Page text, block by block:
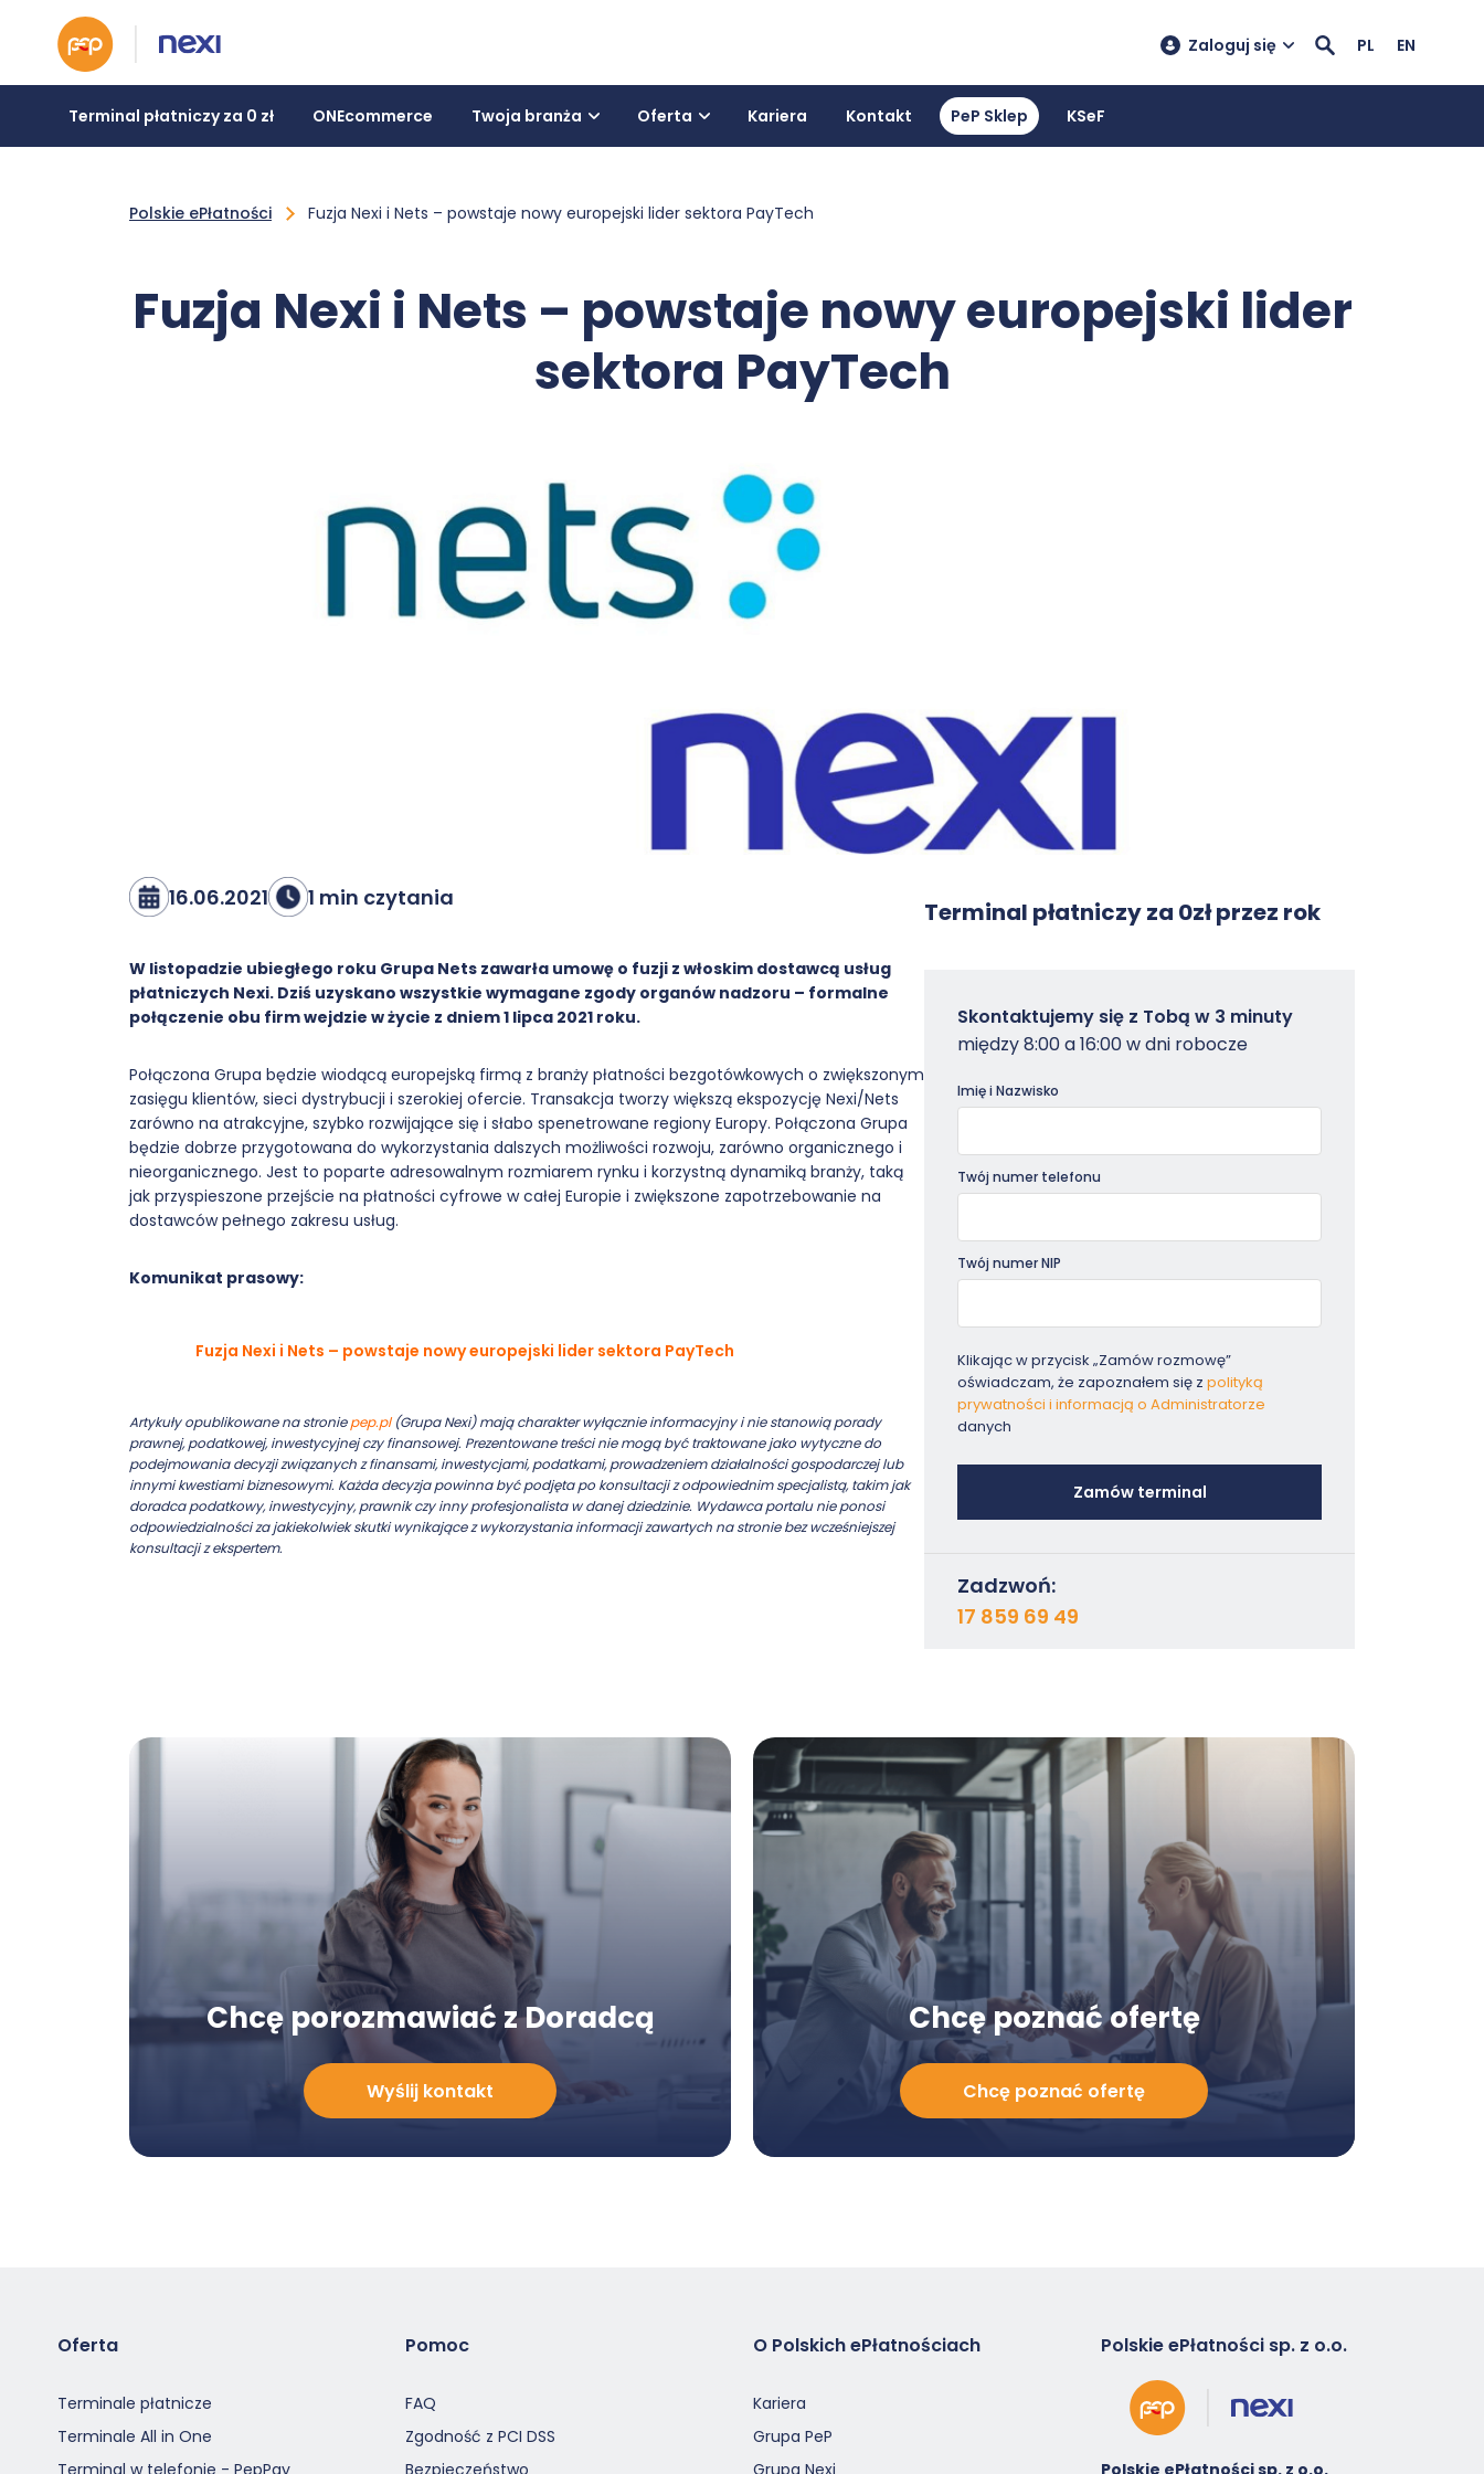
Zaloguj się PL EN
Terminal płatniczy za 0 zł ONEcommerce Twoja branża Oferta Kariera Kontakt PeP Sklep KSeF
Polskie ePłatności Fuzja Nexi i Nets – powstaje nowy europejski lider sektora PayTech
Fuzja Nexi i Nets – powstaje nowy europejski lider
sektora PayTech
16.06.2021 1 min czytania
W listopadzie ubiegłego roku Grupa Nets zawarła umowę o fuzji z włoskim dostawcą usług
płatniczych Nexi. Dziś uzyskano wszystkie wymagane zgody organów nadzoru – formalne
połączenie obu firm wejdzie w życie z dniem 1 lipca 2021 roku.
Połączona Grupa będzie wiodącą europejską firmą z branży płatności bezgotówkowych o zwiększonym
zasięgu klientów, sieci dystrybucji i szerokiej ofercie. Transakcja tworzy większą ekspozycję Nexi/Nets
zarówno na atrakcyjne, szybko rozwijające się i słabo spenetrowane regiony Europy. Połączona Grupa
będzie dobrze przygotowana do wykorzystania dalszych możliwości rozwoju, zarówno organicznego i
nieorganicznego. Jest to poparte adresowalnym rozmiarem rynku i korzystną dynamiką branży, taką
jak przyspieszone przejście na płatności cyfrowe w całej Europie i zwiększone zapotrzebowanie na
dostawców pełnego zakresu usług.
Komunikat prasowy:
Fuzja Nexi i Nets – powstaje nowy europejski lider sektora PayTech
Artykuły opublikowane na stroniepep.pl(Grupa Nexi) mają charakter wyłącznie informacyjny i nie stanowią porady
prawnej, podatkowej, inwestycyjnej czy finansowej. Prezentowane treści nie mogą być traktowane jako wytyczne do
podejmowania decyzji związanych z finansami, inwestycjami, podatkami, prowadzeniem działalności gospodarczej lub
innymi kwestiami biznesowymi. Każda decyzja powinna być podjęta po konsultacji z odpowiednim specjalistą, takim jak
doradca podatkowy, inwestycyjny, prawnik czy inny profesjonalista w danej dziedzinie. Wydawca portalu nie ponosi
odpowiedzialności za jakiekolwiek skutki wynikające z wykorzystania informacji zawartych na stronie bez wcześniejszej
konsultacji z ekspertem.
Terminal płatniczy za 0zł przez rok
Zamowterminal
-
Skontaktujemy się z Tobą w 3 minuty
między 8:00 a 16:00 w dni robocze
Imię i Nazwisko
Twój numer telefonu
Twój numer NIP
Klikając w przycisk „Zamów rozmowę”
oświadczam, że zapoznałem się z polityką
prywatności i informacją o Administratorze
danych
Zamów terminal
Zadzwoń:
17 859 69 49
Chcę porozmawiać z Doradcą
Wyślij kontakt
Chcę poznać ofertę
Chcę poznać ofertę
Oferta
Terminale płatnicze
Terminale All in One
Terminal w telefonie - PepPay
Pomoc
FAQ
Zgodność z PCI DSS
Bezpieczeństwo
O Polskich ePłatnościach
Kariera
Grupa PeP
Grupa Nexi
Polskie ePłatności sp. z o.o.
Polskie ePłatności sp. z o.o.